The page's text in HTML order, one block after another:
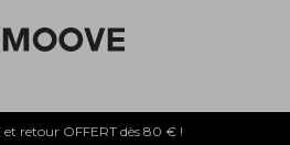
et retour OFFERT dès 80 € !